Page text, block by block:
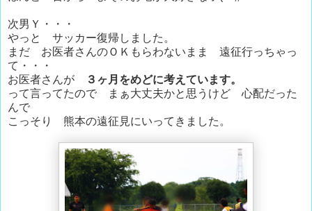
次男Ｙ・・・
やっと サッカー復帰しました。
まだ お医者さんのＯＫもらわないまま 遠征行っちゃっ
て・・・
お医者さんが
３ヶ月をめどに考えています。
って言ってたので まぁ大丈夫かと思うけど 心配だった
んで
こっそり 熊本の遠征見にいってきました。